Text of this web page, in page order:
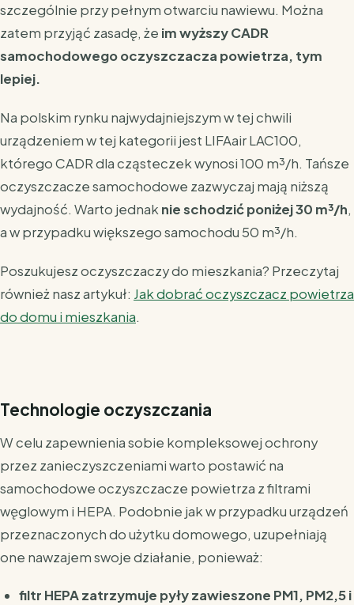
szczególnie przy pełnym otwarciu nawiewu. Można
zatem przyjąć zasadę, że im wyższy CADR
samochodowego oczyszczacza powietrza, tym
lepiej.
Na polskim rynku najwydajniejszym w tej chwili
urządzeniem w tej kategorii jest LIFAair LAC100,
którego CADR dla cząsteczek wynosi 100 m³/h. Tańsze
oczyszczacze samochodowe zazwyczaj mają niższą
wydajność. Warto jednaknie schodzić poniżej 30 m³/h,
a w przypadku większego samochodu 50 m³/h.
Poszukujesz oczyszczaczy do mieszkania? Przeczytaj
również nasz artykuł: Jak dobrać oczyszczacz powietrza
do domu i mieszkania.
Technologie oczyszczania
W celu zapewnienia sobie kompleksowej ochrony
przez zanieczyszczeniami warto postawić na
samochodowe oczyszczacze powietrza z filtrami
węglowym i HEPA. Podobnie jak w przypadku urządzeń
przeznaczonych do użytku domowego, uzupełniają
one nawzajem swoje działanie, ponieważ:
filtr HEPA zatrzymuje pyły zawieszone PM1, PM2,5 i